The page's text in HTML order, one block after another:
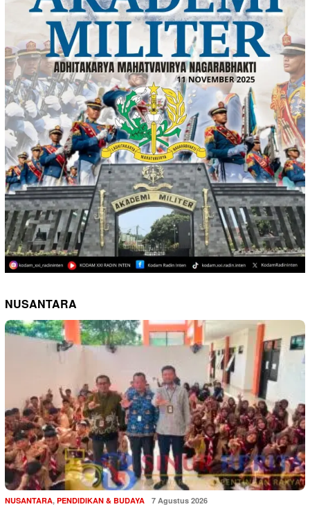
NUSANTARA
NUSANTARA, PENDIDIKAN & BUDAYA 7 Agustus 2026